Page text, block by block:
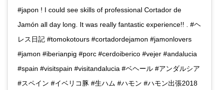
#japon ! I could see skills of professional Cortador de
Jamón all day long. It was really fantastic experience!! . #ヘ
レス日記 #tomokotours #cortadordejamon #jamonlovers
#jamon #iberianpig #porc #cerdoiberico #vejer #andalucia
#spain #visitspain #visitandalucia #ベヘール #アンダルシア
#スペイン #イベリコ豚 #生ハム #ハモン #ハモン出張2018